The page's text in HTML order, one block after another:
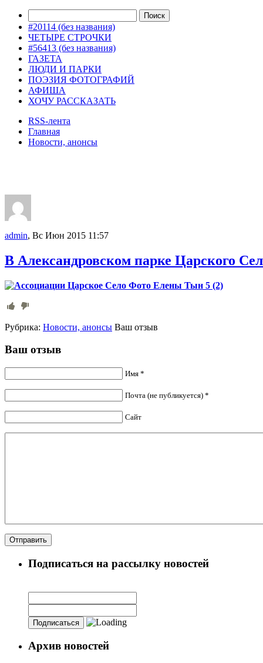
#20114 (без названия)
ЧЕТЫРЕ СТРОЧКИ
#56413 (без названия)
ГАЗЕТА
ЛЮДИ И ПАРКИ
ПОЭЗИЯ ФОТОГРАФИЙ
АФИША
ХОЧУ РАССКАЗАТЬ
RSS-лента
Главная
Новости, анонсы
admin, Вс Июн 2015 11:57
В Александровском парке Царского
Рубрика: Новости, анонсы Ваш отзыв
Ваш отзыв
Имя *
Почта (не публикуется) *
Сайт
Подписаться на рассылку новостей
Архив новостей